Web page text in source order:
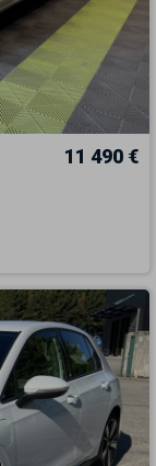
11 490 €